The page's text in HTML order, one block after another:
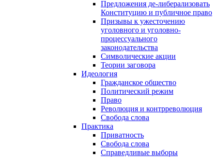
Предложения де-либерализовать
Конституцию и публичное право
Призывы к ужесточению
уголовного и уголовно-
процессуального
законодательства
Символические акции
Теории заговора
Идеология
Гражданское общество
Политический режим
Право
Революция и контрреволюция
Свобода слова
Практика
Приватность
Свобода слова
Справедливые выборы